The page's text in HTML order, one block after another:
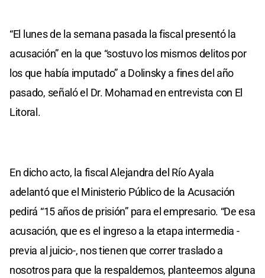
“El lunes de la semana pasada la fiscal presentó la
acusación” en la que “sostuvo los mismos delitos por
los que había imputado” a Dolinsky a fines del año
pasado, señaló el Dr. Mohamad en entrevista con El
Litoral.
En dicho acto, la fiscal Alejandra del Río Ayala
adelantó que el Ministerio Público de la Acusación
pedirá “15 años de prisión” para el empresario. “De esa
acusación, que es el ingreso a la etapa intermedia -
previa al juicio-, nos tienen que correr traslado a
nosotros para que la respaldemos, planteemos alguna